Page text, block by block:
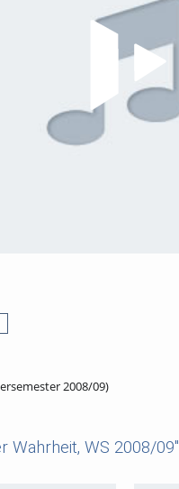
2008/09)
Wahrheit, WS 2008/09"